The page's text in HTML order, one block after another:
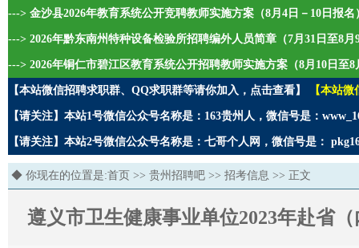
---> 金沙县2026年教育系统公开竞聘教师实施方案（8月4日－10日报名
---> 2026年黔东南州特种设备检验所招聘编外人员简章（7月31日至8月
---> 2026年铜仁市碧江区教育系统公开招聘教师实施方案（8月10日至8
【本站微信招聘求职群、QQ求职群等请你加入，点击查看】 【本站
【请关注】本站1号微信公众号名称是：163贵州人，微信号是：
【请关注】本站2号微信公众号名称是：七哥个人网，微信号是：
◆ 你现在的位置是:首页 >> 贵州招聘吧 >> 招考信息 >> 正文
遵义市卫生健康事业单位2023年赴省